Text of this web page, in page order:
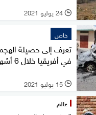
l 24 يوليو 2021
خاص
تعرف إلى حصيلة
في أفريقيا خلال 6 أشهر
l 15 يوليو 2021
عالم